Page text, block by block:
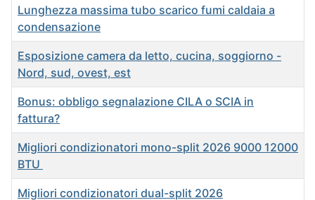
Lunghezza massima tubo scarico fumi caldaia a
condensazione
Esposizione camera da letto, cucina, soggiorno -
Nord, sud, ovest, est
Bonus: obbligo segnalazione CILA o SCIA in
fattura?
Migliori condizionatori mono-split 2026 9000 12000
BTU
Migliori condizionatori dual-split 2026